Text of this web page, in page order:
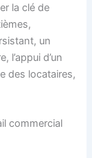
la clé de
un
l’appui d’un
des locataires,
commercial